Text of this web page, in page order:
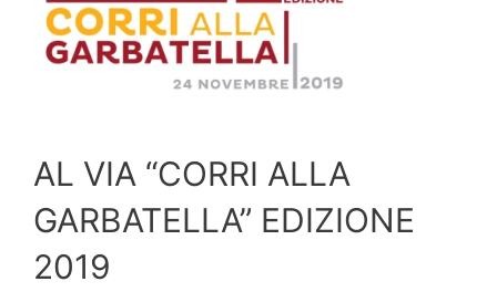
AL VIA “CORRI ALLA
GARBATELLA” EDIZIONE
2019